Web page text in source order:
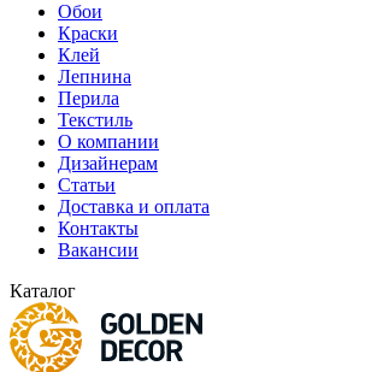
Обои
Краски
Клей
Лепнина
Перила
Текстиль
О компании
Дизайнерам
Статьи
Доставка и оплата
Контакты
Вакансии
Каталог